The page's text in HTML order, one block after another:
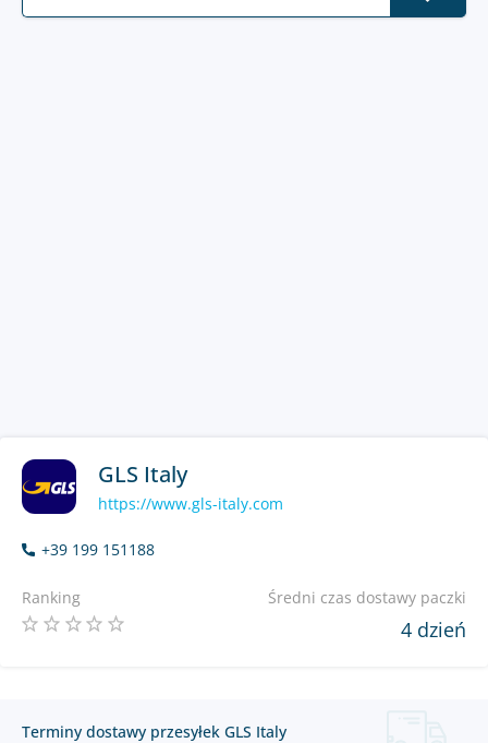
GLS Italy
https://www.gls-italy.com
+39 199 151188
Ranking Średni czas dostawy paczki
4 dzień
Terminy dostawy przesyłek GLS Italy